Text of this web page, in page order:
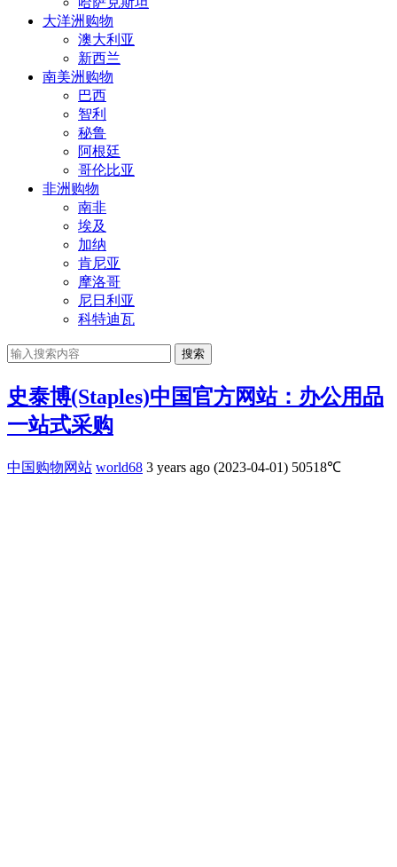
大洋洲购物
澳大利亚
新西兰
南美洲购物
巴西
智利
秘鲁
阿根廷
哥伦比亚
非洲购物
南非
埃及
加纳
肯尼亚
摩洛哥
尼日利亚
科特迪瓦
搜索
史泰博(Staples)中国官方网站：办公用品
一站式采购
中国购物网站 world68 3 years ago (2023-04-01) 50518℃